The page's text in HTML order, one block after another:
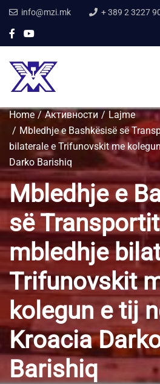
info@mzi.mk + 389 2 3227
Home Активности
Lajme
Mbledhje e Bashkësisë së
bilaterale e Trifunovskit me
Darko Barishiq
Mbledhje e
së
mbledhje
Trifunovskit
kolegun e tij
Kroacia
Barishiq